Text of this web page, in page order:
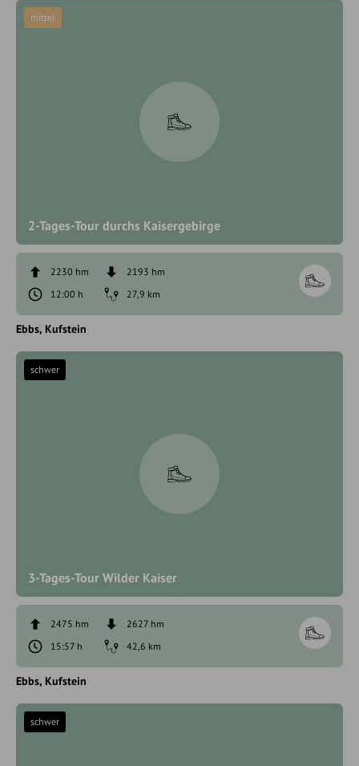
2-Tages-Tour durchs Kaisergebirge
mittel
2230 hm
2193 hm
12:00 h
27,9 km
Ebbs Kufstein
3-Tages-Tour Wilder Kaiser
schwer
2475 hm
2627 hm
15:57 h
42,6 km
Ebbs Kufstein
schwer